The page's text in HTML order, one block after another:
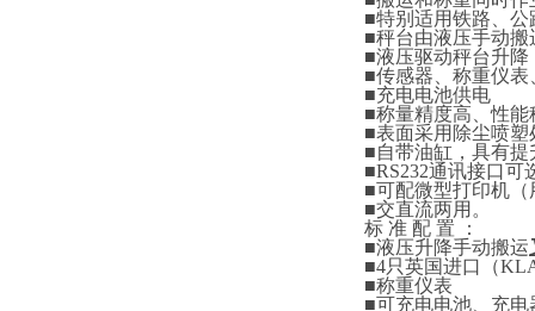
■特别适用铁路、
■秤台由液压手动搬
■液压驱动秤台升
■传感器、称重仪
■充电电池供电
■称量精度高、性能
■表面采用除尘喷
■自带油缸，具有
■RS232通讯接口可
■可配微型打印机（
■交直流两用。
标 准 配 置
：
■液压升降手动搬运
■4只英国进口 （
■称重仪表
■可充电电池、充电